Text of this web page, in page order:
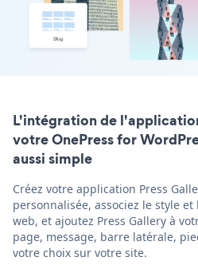
L'intégration de
votre OnePress for
aussi simple
Créez votre application Press
personnalisée, associez le style
web, et ajoutez Press Gallery à
page, message, barre latérale,
votre choix sur votre site.